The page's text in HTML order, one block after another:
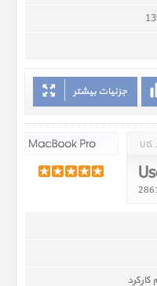
جزئیات بیشتر
کارکرد